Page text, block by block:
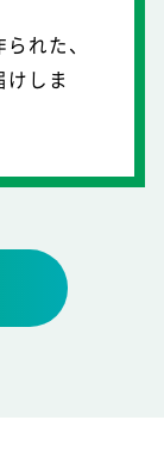
れた、
けしま